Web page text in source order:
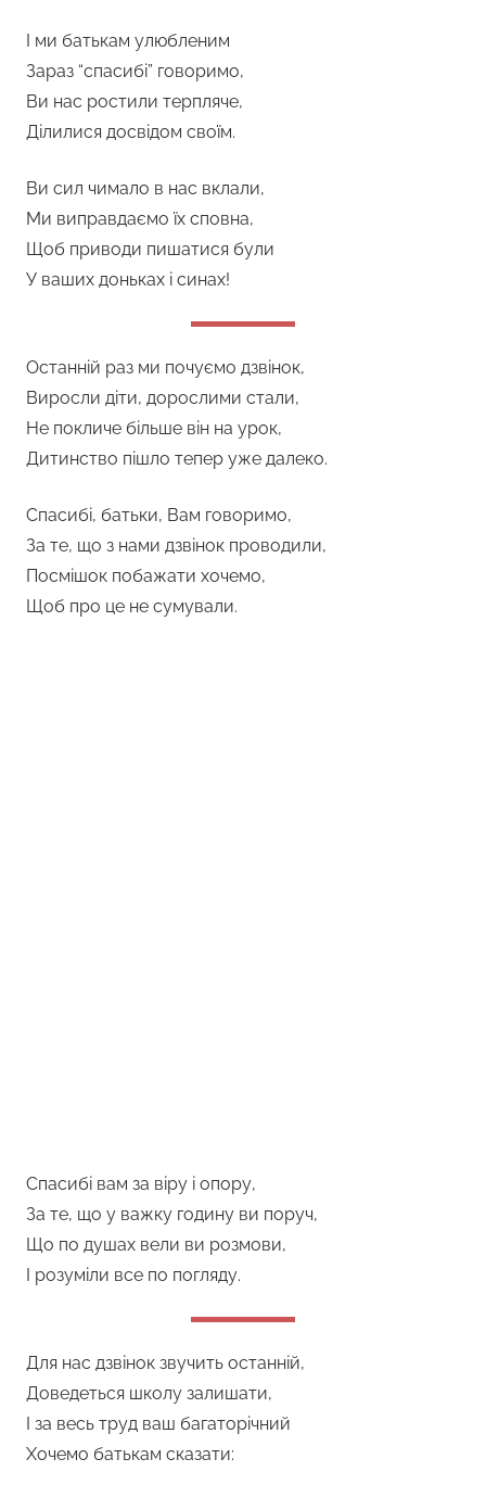
І ми батькам улюбленим
Зараз “спасибі” говоримо,
Ви нас ростили терпляче,
Ділилися досвідом своїм.
Ви сил чимало в нас вклали,
Ми виправдаємо їх сповна,
Щоб приводи пишатися були
У ваших доньках і синах!
Останній раз ми почуємо дзвінок,
Виросли діти, дорослими стали,
Не покличе більше він на урок,
Дитинство пішло тепер уже далеко.
Спасибі, батьки, Вам говоримо,
За те, що з нами дзвінок проводили,
Посмішок побажати хочемо,
Щоб про це не сумували.
Спасибі вам за віру і опору,
За те, що у важку годину ви поруч,
Що по душах вели ви розмови,
І розуміли все по погляду.
Для нас дзвінок звучить останній,
Доведеться школу залишати,
І за весь труд ваш багаторічний
Хочемо батькам сказати: